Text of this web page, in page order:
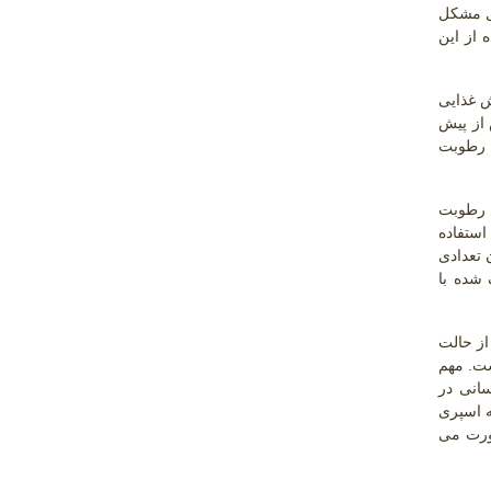
مشکل
از این
غذایی
از پیش
رطوبت
رطوبت
تعدادی
با
حالت
مهم
در
اسپری
می